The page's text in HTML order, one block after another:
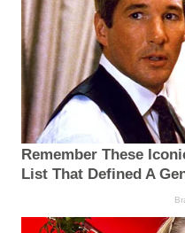
Remember These
List That Defined A